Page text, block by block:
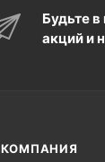
Будьте
акций и
КОМПАНИЯ